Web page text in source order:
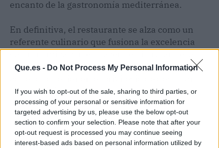
Que.es - Do Not Process My Personal Information
If you wish to opt-out of the sale, sharing to third parties, or
processing of your personal or sensitive information for
targeted advertising by us, please use the below opt-out
section to confirm your selection. Please note that after your
opt-out request is processed you may continue seeing
interest-based ads based on personal information utilized by
encanto de la gastronomía mediterránea.
En definitiva, el restaurante se alza como un
referente culinario que fusiona la excelencia
buena mesa, dejando una huella imborrable en
sus exquisitas propuestas.